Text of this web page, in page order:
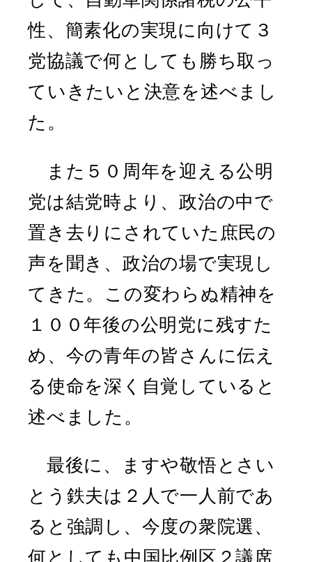
性、簡素化の実現に向けて３
党協議で何としても勝ち取っ
ていきたいと決意を述べまし
た。
また５０周年を迎える公明
党は結党時より、政治の中で
置き去りにされていた庶民の
声を聞き、政治の場で実現し
てきた。この変わらぬ精神を
１００年後の公明党に残すた
め、今の青年の皆さんに伝え
る使命を深く自覚していると
述べました。
最後に、ますや敬悟とさい
とう鉄夫は２人で一人前であ
ると強調し、今度の衆院選、
何としても中国比例区２議席